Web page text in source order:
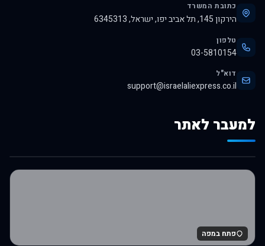
כתובת המשרד
הירקון 145, תל אביב יפו, ישראל, 6345313
טלפון
03-5810154
דוא"ל
support@israelaliexpress.co.il
למעבר לאתר
לרכישה באלי אקספרס
פתח במפה